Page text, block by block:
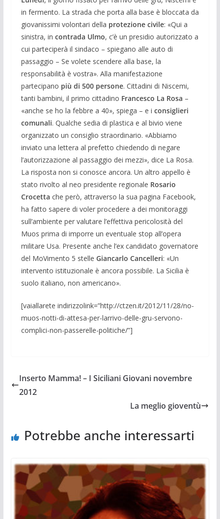
in fermento. La strada che porta alla base è bloccata da
giovanissimi volontari della protezione civile: «Qui a
sinistra, in contrada Ulmo, c’è un presidio autorizzato a
cui parteciperà il sindaco – spiegano alle auto di
passaggio – Se volete scendere alla base, la
responsabilità è vostra». Alla manifestazione
partecipano più di 500 persone. Cittadini di Niscemi,
tanti bambini, il primo cittadino Francesco La Rosa –
«anche se ho la febbre a 40», spiega – e i consiglieri
comunali. Qualche sedia di plastica e al bivio viene
organizzato un consiglio straordinario. «Abbiamo
inviato una lettera al prefetto chiedendo di negare
l’autorizzazione al passaggio dei mezzi», dice La Rosa.
La risposta non si conosce ancora. Un altro appello è
stato rivolto al neo presidente regionale Rosario
Crocetta che però, attraverso la sua pagina Facebook,
ha fatto sapere di voler procedere a dei monitoraggi
sull’ambiente per valutare l’effettiva pericolosità del
Muos prima di imporre un eventuale stop all’opera
militare Usa. Presente anche l’ex candidato governatore
del MoVimento 5 stelle Giancarlo Cancelleri: «Un
intervento istituzionale è ancora possibile. La Sicilia è
suolo italiano, non americano».
[vaiallarete indirizzolink=”http://ctzen.it/2012/11/28/no-
muos-notti-di-attesa-per-larrivo-delle-gru-servono-
complici-non-passerelle-politiche/”]
Inserto Mamma! – I Siciliani Giovani novembre
2012
La meglio gioventù
Potrebbe anche interessarti